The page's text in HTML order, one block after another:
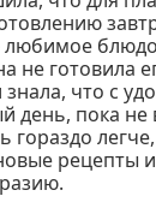
любимое
не готовила
что с
день, пока не
гораздо
рецепты